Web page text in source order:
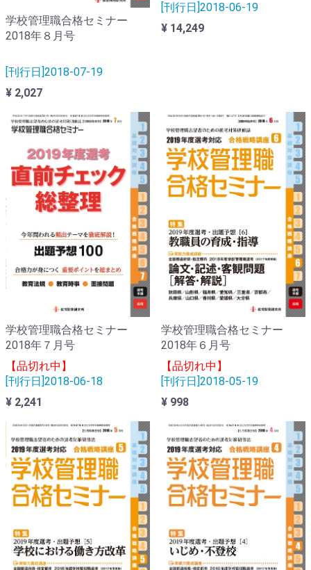
学校管理職合格セミナー
2018年８月号
[刊行日]2018-07-19
¥ 2,027
[刊行日]2018-06-19
¥ 14,249
学校管理職合格セミナー
2018年７月号
【品切れ中】
[刊行日]2018-06-18
¥ 2,241
学校管理職合格セミナー
2018年６月号
【品切れ中】
[刊行日]2018-05-19
¥ 998